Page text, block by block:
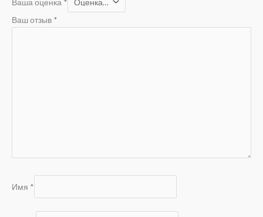
Ваша оценка *
Ваш отзыв *
Имя *